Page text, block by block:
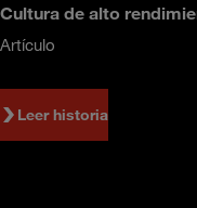
Cultura de alto
Artículo
Leer historia